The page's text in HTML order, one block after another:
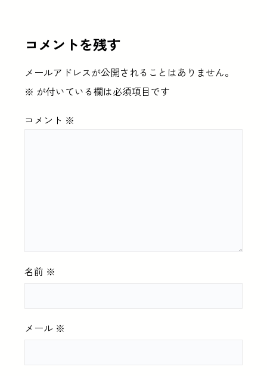
コメントを残す
メールアドレスが公開されることはありません。
※ が付いている欄は必須項目です
コメント ※
名前 ※
メール ※